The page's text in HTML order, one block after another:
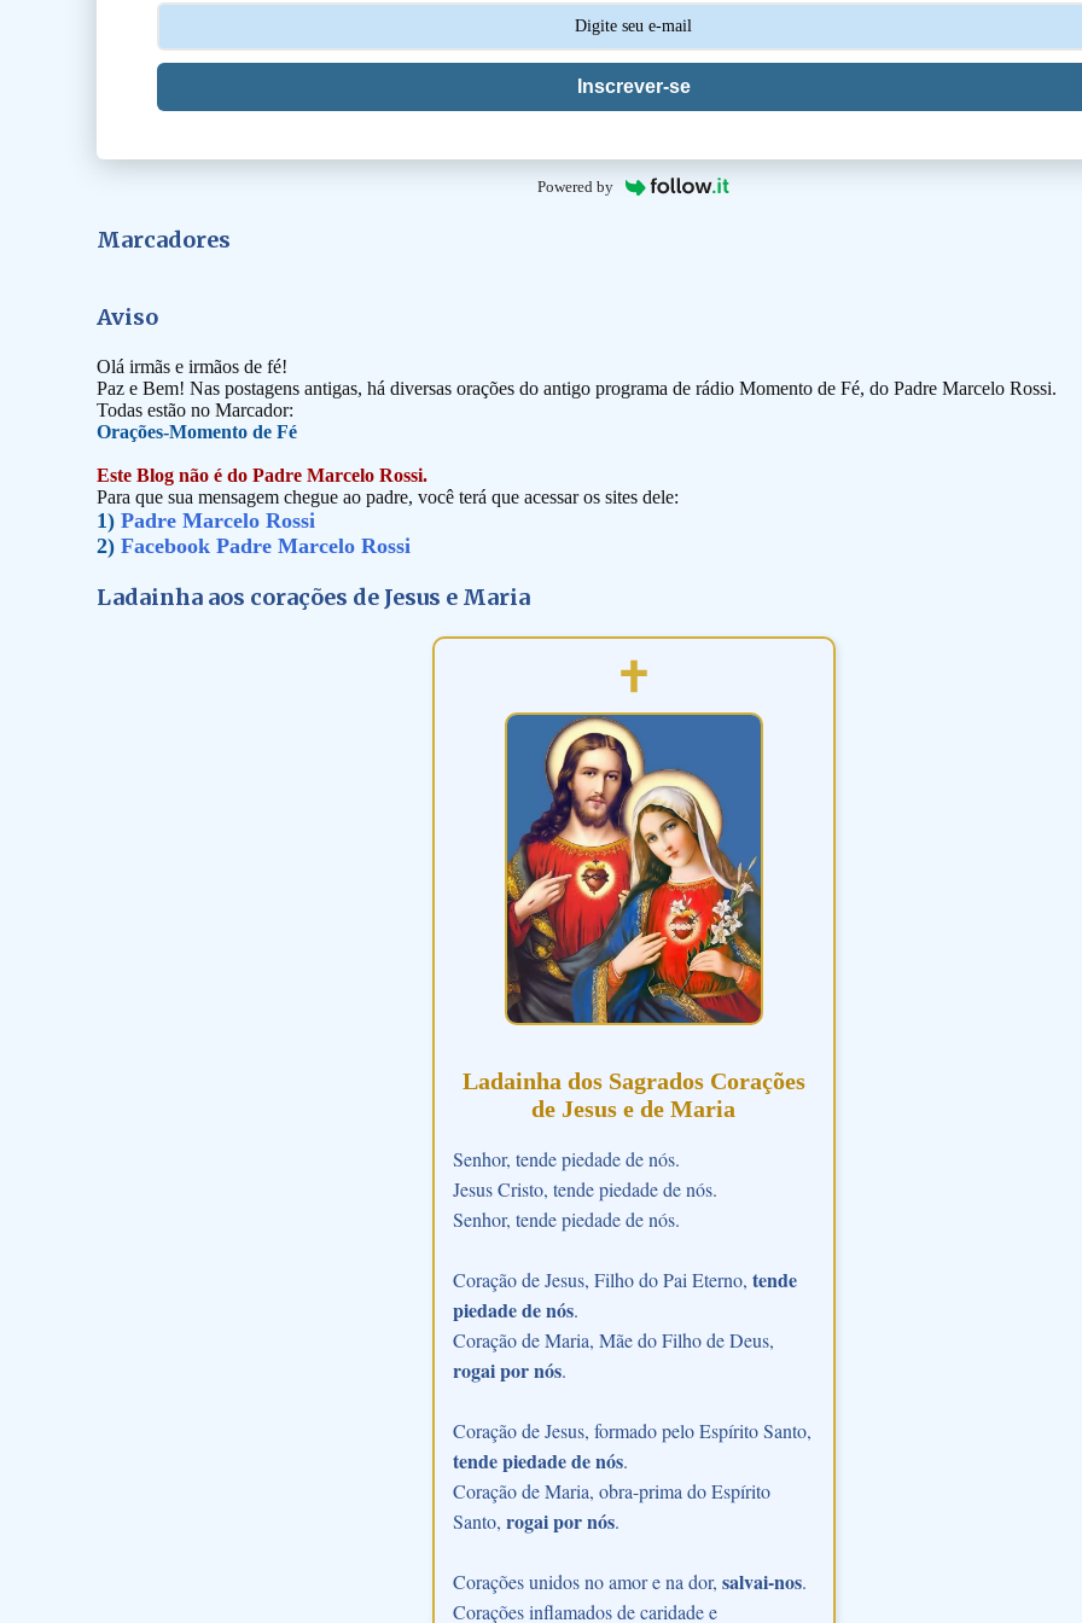
Inscrever-se
Powered by
Marcadores
Aviso
Olá irmãs e irmãos de fé!
Paz e Bem! Nas postagens antigas, há diversas orações do antigo programa de rádio Momento de Fé, do Padre Marcelo Rossi.
Todas estão no Marcador:
Orações-Momento de Fé
Este Blog não é do Padre Marcelo Rossi.
Para que sua mensagem chegue ao padre, você terá que acessar os sites dele:
1) Padre Marcelo Rossi
2) Facebook Padre Marcelo Rossi
Ladainha aos corações de Jesus e Maria
Ladainha dos Sagrados Corações
de Jesus e de Maria
Senhor, tende piedade de nós.
Jesus Cristo, tende piedade de nós.
Senhor, tende piedade de nós.
Coração de Jesus, Filho do Pai Eterno, tende
piedade de nós.
Coração de Maria, Mãe do Filho de Deus,
rogai por nós.
Coração de Jesus, formado pelo Espírito Santo,
tende piedade de nós.
Coração de Maria, obra-prima do Espírito
Santo, rogai por nós.
Corações unidos no amor e na dor, salvai-nos.
Corações inflamados de caridade e